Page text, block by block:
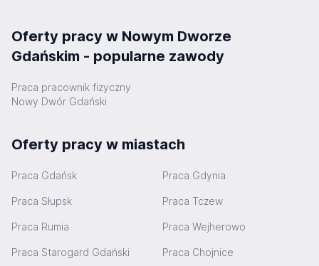
Oferty pracy w Nowym Dworze
Gdańskim - popularne zawody
Praca pracownik fizyczny
Nowy Dwór Gdański
Oferty pracy w miastach
Praca Gdańsk Praca Gdynia
Praca Słupsk Praca Tczew
Praca Rumia Praca Wejherowo
Praca Starogard Gdański Praca Chojnice